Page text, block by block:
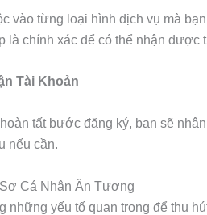
vào từng loại hình dịch vụ mà
là chính xác để có thể nhận được
Tài Khoản
tất bước đăng ký, bạn sẽ
nếu cần.
Cá Nhân Ấn Tượng
những yếu tố quan trọng để thu